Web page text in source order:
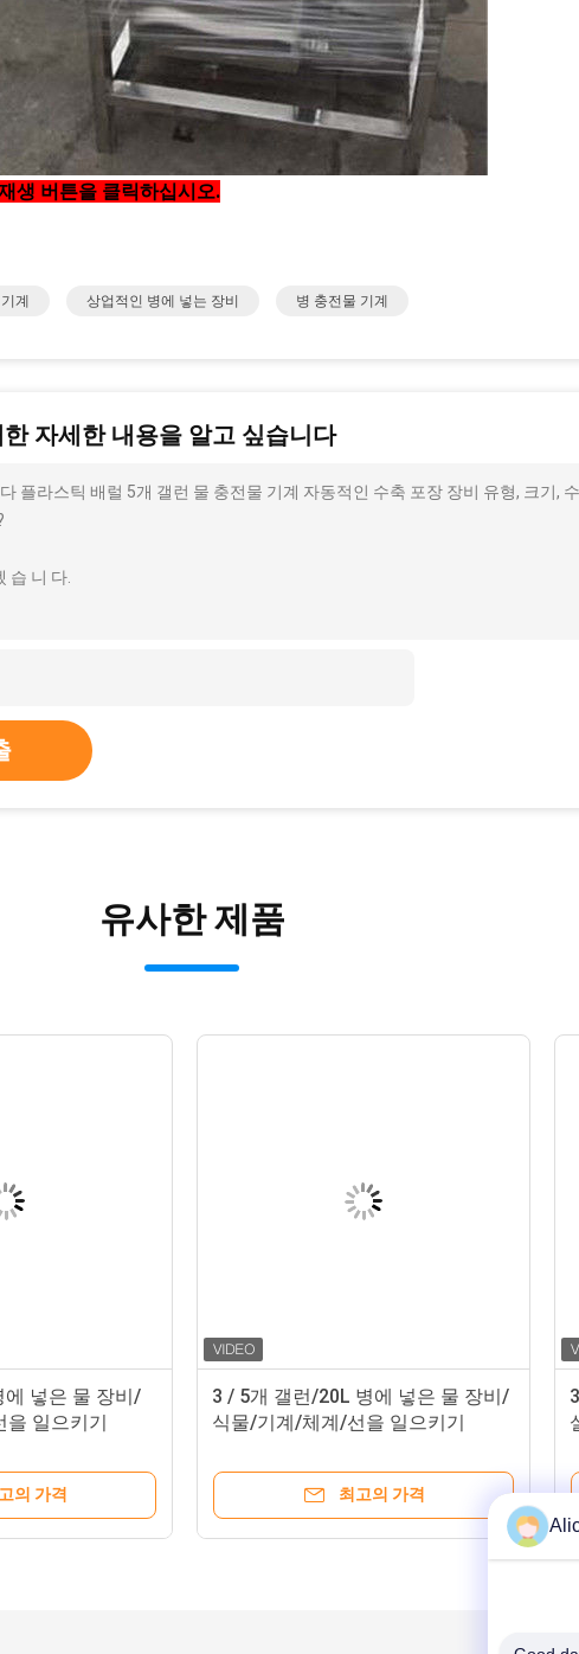
생 버튼을 클릭하십시오.
계 상업적인 병에 넣는 장비 병 충전물 기계
자세한 내용을 알고 싶습니다
플라스틱 배럴 5개 갤런 물 충전물 기계 자동적인 수축 포장 장비 유형, 크기,
습 니 다.
유사한 제품
넣은 물 장비/
일으키기
의 가격
3 / 5개 갤런/20L 병에 넣은 물 장비/
식물/기계/체계/선을 일으키기
최고의 가격